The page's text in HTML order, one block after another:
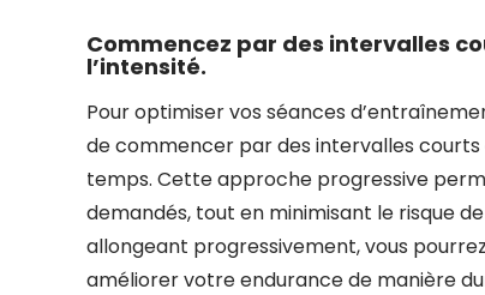
Commencez par des intervalles
l’intensité.
Pour optimiser vos séances
de commencer par des intervalles courts
temps. Cette approche progressive
demandés, tout en minimisant le risque
allongeant progressivement, vous
améliorer votre endurance de manière